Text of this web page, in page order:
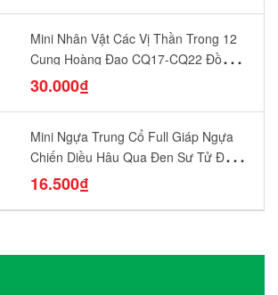
Mini Nhân Vật Các Vị Thần Trong 12
Cung Hoàng Đạo CQ17-CQ22 Đồ
Chơi Lắp Ráp Mô Hình Yêu Thích
30.000₫
Mini Ngựa Trung Cổ Full Giáp Ngựa
Chiến Diều Hâu Quạ Đen Sư Tử Đỏ
N1003 - N1005 Đồ Chơi Lắp Ráp Mô
Hình Nhân Vật
16.500₫